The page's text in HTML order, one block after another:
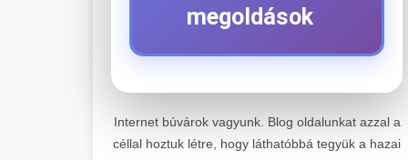
megoldások
+
Kiemelkedő szakértelemmel
Internet búvárok vagyunk. Blog oldalunkat azzal a
céllal hoztuk létre, hogy láthatóbbá tegyük a hazai